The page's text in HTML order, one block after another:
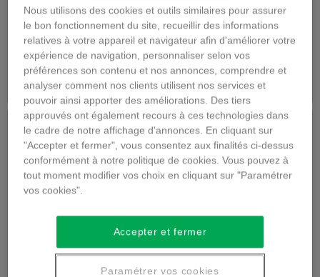
48,00 €
Détails
48,00 €
Détails
Assemblage de
Assemblage de
Nous utilisons des cookies et outils similaires pour assurer
le bon fonctionnement du site, recueillir des informations
relatives à votre appareil et navigateur afin d'améliorer votre
expérience de navigation, personnaliser selon vos
préférences son contenu et nos annonces, comprendre et
analyser comment nos clients utilisent nos services et
pouvoir ainsi apporter des améliorations. Des tiers
approuvés ont également recours à ces technologies dans
le cadre de notre affichage d'annonces. En cliquant sur
"Accepter et fermer", vous consentez aux finalités ci-dessus
conformément à notre politique de cookies. Vous pouvez à
tout moment modifier vos choix en cliquant sur "Paramétrer
vos cookies".
Accepter et fermer
Paramétrer vos cookies